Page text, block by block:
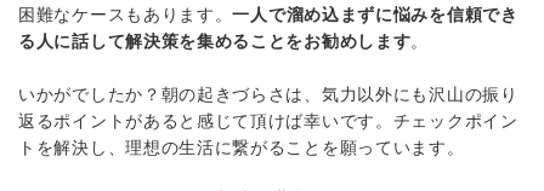
困難なケースもあります。一人で溜め込まずに悩みを信頼でき
る人に話して解決策を集めることをお勧めします。
いかがでしたか？朝の起きづらさは、気力以外にも沢山の振り
返るポイントがあると感じて頂けば幸いです。チェックポイン
トを解決し、理想の生活に繋がることを願っています。